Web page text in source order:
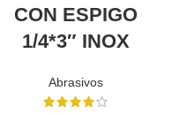
CON ESPIGO
1/4*3″ INOX
Abrasivos